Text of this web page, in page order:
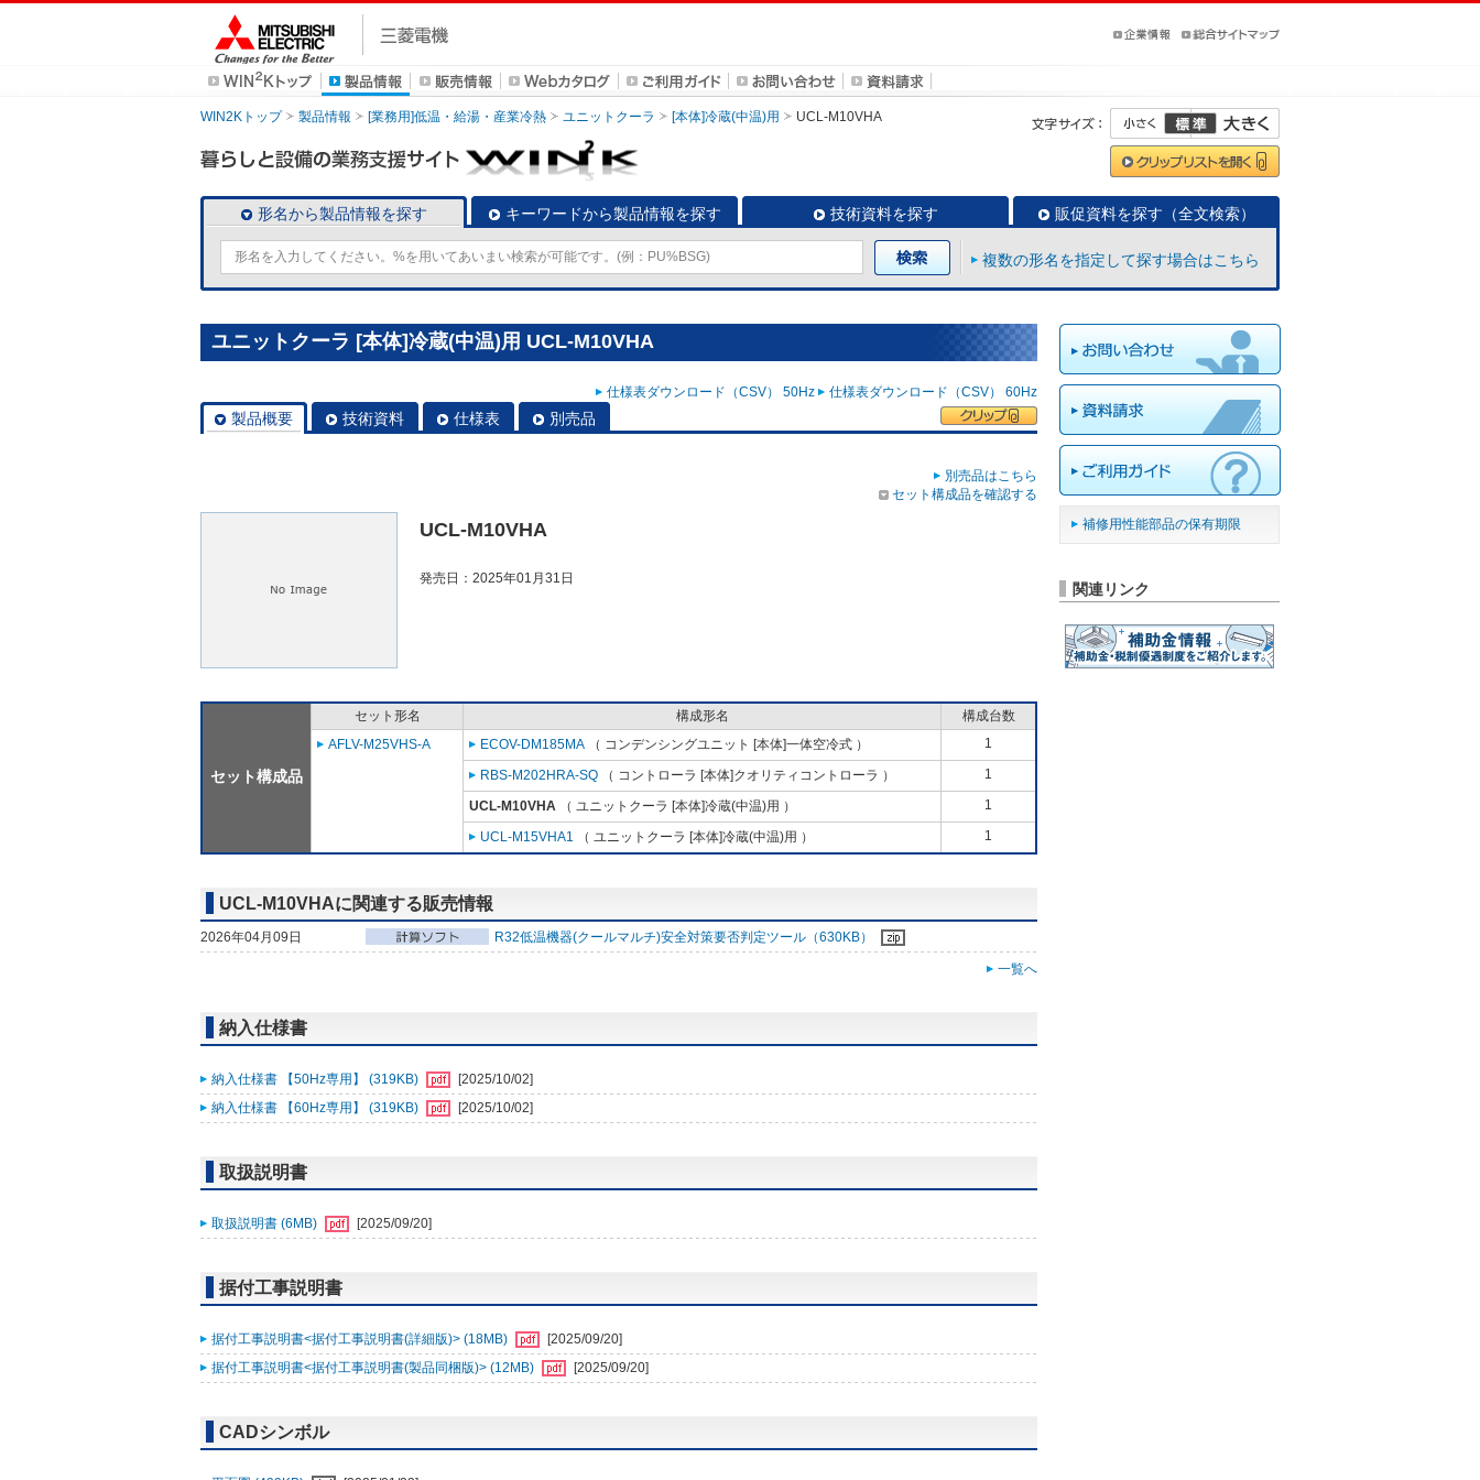
WIN2Kトップ 製品情報 [業務用]低温・給湯・産業冷熱 ユニットクーラ [本体]冷蔵(中温)用 UCL-M10VHA
形名から製品情報を探す キーワードから製品情報を探す 技術資料を探す 販促資料を探す（全文検索）
複数の形名を指定して探す場合はこちら
ユニットクーラ [本体]冷蔵(中温)用 UCL-M10VHA
仕様表ダウンロード（CSV） 50Hz 仕様表ダウンロード（CSV） 60Hz
製品概要 技術資料 仕様表 別売品
別売品はこちら
セット構成品を確認する
UCL-M10VHA
発売日：2025年01月31日
セット構成品
セット形名 構成形名
構成台数
AFLV-M25VHS-A
ECOV-DM185MA （ コンデンシングユニット [本体]一体空冷式 ） 1
RBS-M202HRA-SQ （ コントローラ [本体]クオリティコントローラ ） 1
UCL-M10VHA （ ユニットクーラ [本体]冷蔵(中温)用 ） 1
UCL-M15VHA1 （ ユニットクーラ [本体]冷蔵(中温)用 ） 1
UCL-M10VHAに関連する販売情報
2026年04月09日 R32低温機器(クールマルチ)安全対策要否判定ツール（630KB）
一覧へ
納入仕様書
納入仕様書 【50Hz専用】 (319KB)
[2025/10/02]
納入仕様書 【60Hz専用】 (319KB)
[2025/10/02]
取扱説明書
取扱説明書 (6MB) [2025/09/20]
据付工事説明書
据付工事説明書<据付工事説明書(詳細版)> (18MB)
[2025/09/20]
据付工事説明書<据付工事説明書(製品同梱版)> (12MB)
[2025/09/20]
CADシンボル
補修用性能部品の保有期限
関連リンク